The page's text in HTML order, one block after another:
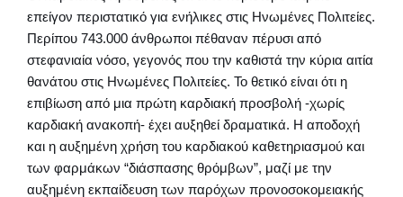
επείγον περιστατικό για ενήλικες στις Ηνωμένες Πολιτείες.
Περίπου 743.000 άνθρωποι πέθαναν πέρυσι από
στεφανιαία νόσο, γεγονός που την καθιστά την κύρια αιτία
θανάτου στις Ηνωμένες Πολιτείες. Το θετικό είναι ότι η
επιβίωση από μια πρώτη καρδιακή προσβολή -χωρίς
καρδιακή ανακοπή- έχει αυξηθεί δραματικά. Η αποδοχή
και η αυξημένη χρήση του καρδιακού καθετηριασμού και
των φαρμάκων “διάσπασης θρόμβων”, μαζί με την
αυξημένη εκπαίδευση των παρόχων προνοσοκομειακής